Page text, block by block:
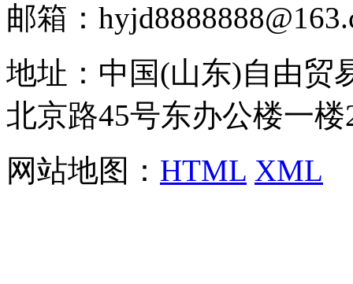
邮箱：
地址：中国(山东)自由贸
北京路45号东办公楼一楼
网站地图： HTML XML